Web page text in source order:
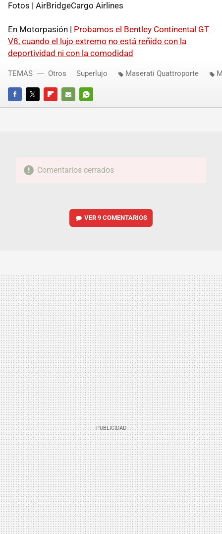
Fotos | AirBridgeCargo Airlines
En Motorpasión | Probamos el Bentley Continental GT
V8, cuando el lujo extremo no está reñido con la
deportividad ni con la comodidad
FACEBOOKTWITTERFLIPBOARD
E-
WHATSAPP
TEMAS Otros Superlujo Maserati Quattroporte
Comentarios cerrados
VER9 COMENTARIOS